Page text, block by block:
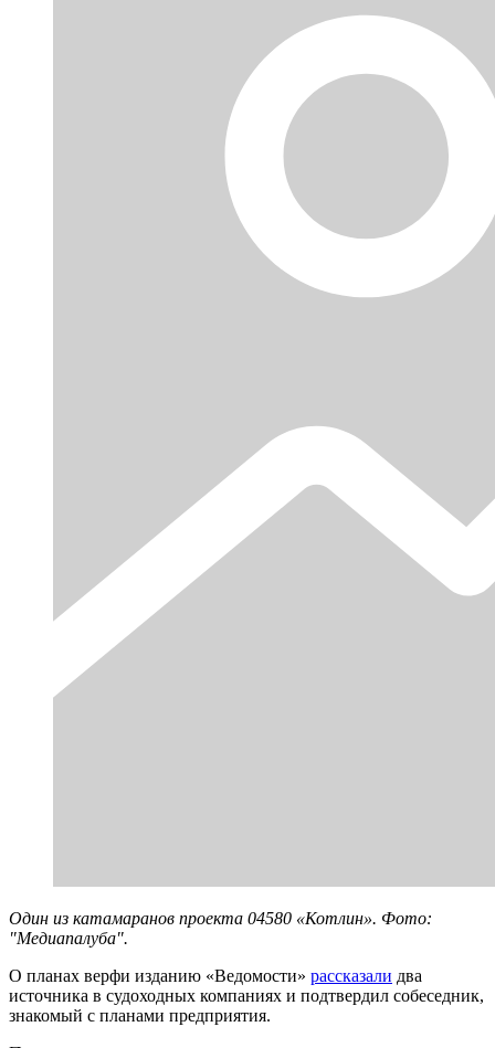
Один из катамаранов проекта 04580 «Котлин». Фото:
"Медиапалуба".
О планах верфи изданию «Ведомости» рассказали два
источника в судоходных компаниях и подтвердил собеседник,
знакомый с планами предприятия.